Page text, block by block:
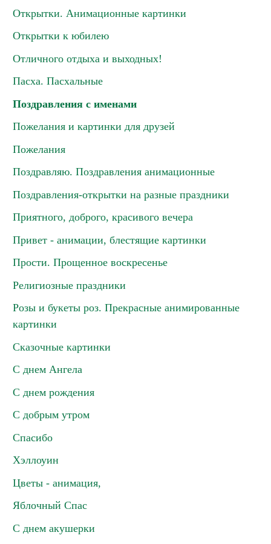
Открытки. Анимационные картинки
Открытки к юбилею
Отличного отдыха и выходных!
Пасха. Пасхальные
Поздравления с именами
Пожелания и картинки для друзей
Пожелания
Поздравляю. Поздравления анимационные
Поздравления-открытки на разные праздники
Приятного, доброго, красивого вечера
Привет - анимации, блестящие картинки
Прости. Прощенное воскресенье
Религиозные праздники
Розы и букеты роз. Прекрасные анимированные
картинки
Сказочные картинки
С днем Ангела
С днем рождения
С добрым утром
Спасибо
Хэллоуин
Цветы - анимация,
Яблочный Спас
С днем акушерки